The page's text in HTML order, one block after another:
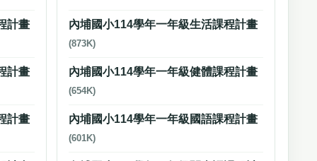
計畫
計畫
計畫
內埔國小114學年一年級生活課程計畫
(873K)
內埔國小114學年一年級健體課程計畫
(654K)
內埔國小114學年一年級國語課程計畫
(601K)